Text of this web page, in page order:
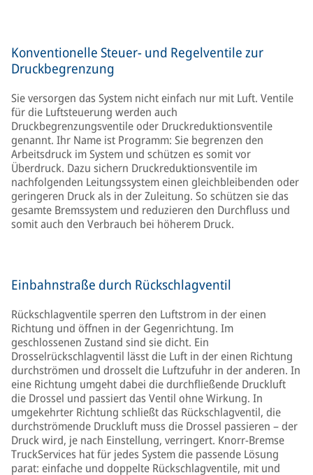
Konventionelle Steuer- und Regelventile zur
Druckbegrenzung
Sie versorgen das System nicht einfach nur mit Luft. Ventile
für die Luftsteuerung werden auch
Druckbegrenzungsventile oder Druckreduktionsventile
genannt. Ihr Name ist Programm: Sie begrenzen den
Arbeitsdruck im System und schützen es somit vor
Überdruck. Dazu sichern Druckreduktionsventile im
nachfolgenden Leitungssystem einen gleichbleibenden oder
geringeren Druck als in der Zuleitung. So schützen sie das
gesamte Bremssystem und reduzieren den Durchfluss und
somit auch den Verbrauch bei höherem Druck.
Einbahnstraße durch Rückschlagventil
Rückschlagventile sperren den Luftstrom in der einen
Richtung und öffnen in der Gegenrichtung. Im
geschlossenen Zustand sind sie dicht. Ein
Drosselrückschlagventil lässt die Luft in der einen Richtung
durchströmen und drosselt die Luftzufuhr in der anderen. In
eine Richtung umgeht dabei die durchfließende Druckluft
die Drossel und passiert das Ventil ohne Wirkung. In
umgekehrter Richtung schließt das Rückschlagventil, die
durchströmende Druckluft muss die Drossel passieren – der
Druck wird, je nach Einstellung, verringert. Knorr-Bremse
TruckServices hat für jedes System die passende Lösung
parat: einfache und doppelte Rückschlagventile, mit und